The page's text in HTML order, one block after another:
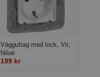
Vägguttag med lock, Vit,
Niloé
199 kr